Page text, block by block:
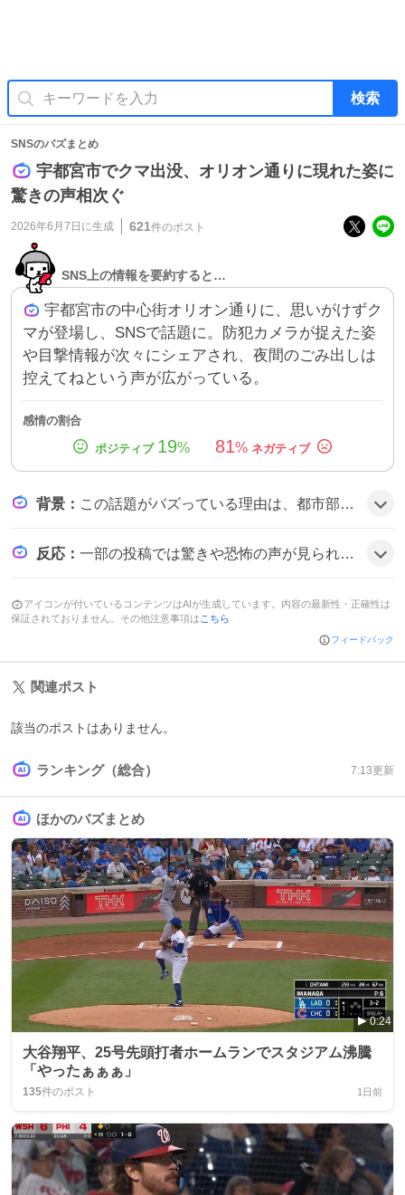
検索
SNSのバズまとめ
宇都宮市でクマ出没、オリオン通りに現れた姿に
驚きの声相次ぐ
2026年6月7日 に生成 621件のポスト
SNS上の情報を要約すると…
宇都宮市の中心街オリオン通りに、思いがけずク
マが登場し、SNSで話題に。防犯カメラが捉えた姿
や目撃情報が次々にシェアされ、夜間のごみ出しは
控えてねという声が広がっている。
感情の割合
19% 81%
背景 ： この話題がバズっている理由は、都市部で大型のクマが出没するという珍しさと、オリオン通りという繁華街での目撃が衝撃的だったこと、さらに多数の映像や警察の警戒情報が拡散されたため、関心が高まったとみられる。
反応 ： 一部の投稿では驚きや恐怖の声が見られ、夜間のごみ出しを控えるよう呼びかける意見もあった。全体としては驚きと警戒が混ざった雰囲気が伝わっている。
アイコンが付いているコンテンツはAIが生成しています。内容の最新性・正確性は
保証されておりません。その他注意事項は こちら
フィードバック
関連ポスト
該当のポストはありません。
ランキング（総合） 7:13更新
ほかのバズまとめ
0:24
大谷翔平、25号先頭打者ホームランでスタジアム沸騰
「やったぁぁぁ」
135件のポスト 1日前